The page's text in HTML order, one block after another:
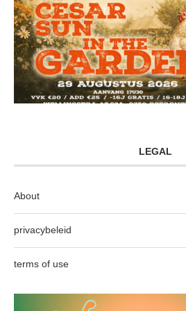
LEGAL
About
privacybeleid
terms of use